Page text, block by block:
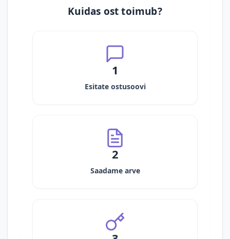
Kuidas ost toimub?
1
Esitate ostusoovi
2
Saadame arve